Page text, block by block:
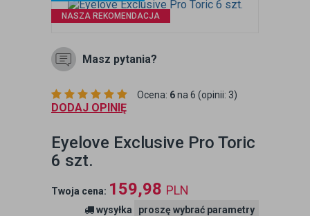
NASZA REKOMENDACJA
Masz pytania?
Ocena: 6na 6 (opinii: 3)
DODAJ OPINIĘ
Eyelove Exclusive Pro Toric
6 szt.
Twoja cena: 159,98 PLN
wysyłka proszę wybrać parametry